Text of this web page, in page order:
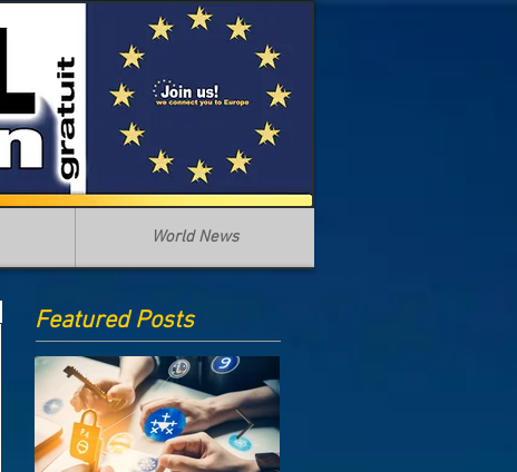
World News
Featured Posts